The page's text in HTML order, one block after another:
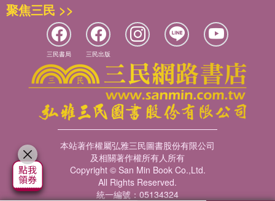
聚焦三民 >>
三民書局 三民出版
本站著作權屬弘雅三民圖書股份有限公司
及相關著作權所有人所有
Copyright © San Min Book Co.,Ltd.
All Rights Reserved.
統一編號：05134324